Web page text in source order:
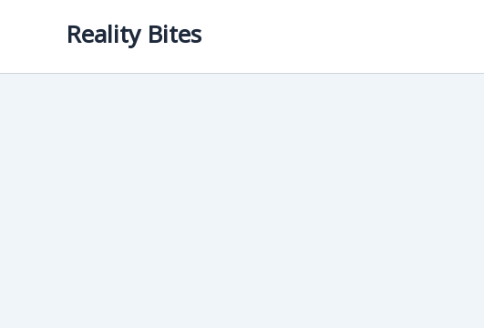
Reality Bites